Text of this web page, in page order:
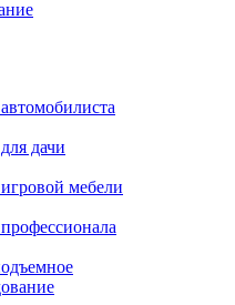
дачи
мебели